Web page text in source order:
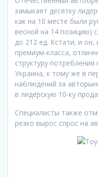
замыкает десятку
как на 10 месте были
весной на 14 позицию)
до 212 ед. Кстати, и
премиум-класса,
структуру
Украина, к тому же в
наблюдений за
в лидерскую 10-ку
Специалисты также
резко вырос спрос на